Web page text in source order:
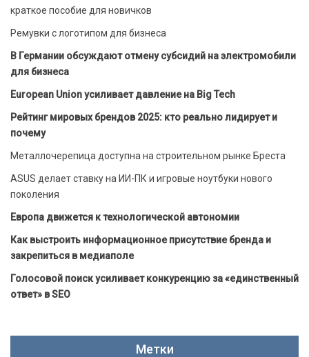
краткое пособие для новичков
Ремувки с логотипом для бизнеса
В Германии обсуждают отмену субсидий на электромобили
для бизнеса
European Union усиливает давление на Big Tech
Рейтинг мировых брендов 2025: кто реально лидирует и
почему
Металлочерепица доступна на строительном рынке Бреста
ASUS делает ставку на ИИ-ПК и игровые ноутбуки нового
поколения
Европа движется к технологической автономии
Как выстроить информационное присутствие бренда и
закрепиться в медиаполе
Голосовой поиск усиливает конкуренцию за «единственный
ответ» в SEO
Метки